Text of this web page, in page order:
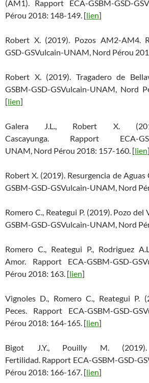
(AM1). Rapport ECA-GSBM-GSD-
Pérou 2018: 148-149. [lien]
Robert X. (2019). Pozos AM2-AM4.
GSD-GSVulcain-UNAM, Nord Pérou
Robert X. (2019). Tragadero de
GSBM-GSD-GSVulcain-UNAM, Nord
[lien]
Galera J.L., Robert X.
Cascayunga. Rapport ECA-
UNAM, Nord Pérou 2018: 157-160. [lien]
Robert X. (2019). Resurgencia de
GSBM-GSD-GSVulcain-UNAM, Nord
Romero C., Reategui P. (2019). Pozo
GSBM-GSD-GSVulcain-UNAM, Nord
Romero C., Reategui P., Rodriguez
Amor. Rapport ECA-GSBM-GSD-
Pérou 2018: 163. [lien]
Vignoles D., Romero C., Reategui P.
Peces. Rapport ECA-GSBM-GSD-
Pérou 2018: 164-165. [lien]
Bigot J.Y., Pouilly M.
Fertilidad. Rapport ECA-GSBM-GSD-
Pérou 2018: 166-167. [lien]